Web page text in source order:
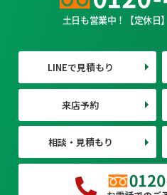
土日も営業中！【定休日
LINEで見積もり
来店予約
相談・見積もり